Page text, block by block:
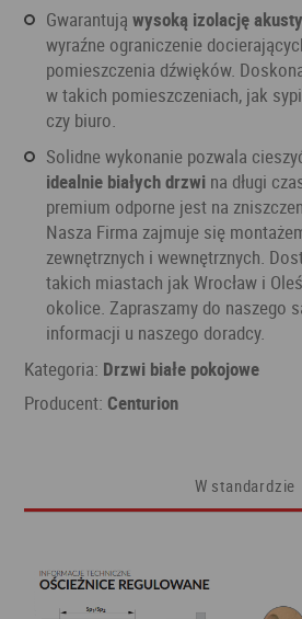
Gwarantująwysoką izolację
wyraźne ograniczenie
pomieszczenia dźwięków.
w takich pomieszczeniach, jak
czy biuro.
Solidne wykonanie pozwala
idealnie białych drzwi na długi
premium odporne jest na
Nasza Firma zajmuje się
zewnętrznych i wewnętrznych.
takich miastach jak Wrocław i
okolice. Zapraszamy do naszego
informacji u naszego doradcy.
Kategoria: Drzwi białe pokojowe
Producent: Centurion
W standardzie